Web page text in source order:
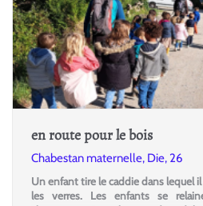
en route pour le bois
Chabestan maternelle, Die, 26
Un enfant tire le caddie dans lequel
les verres. Les enfants se